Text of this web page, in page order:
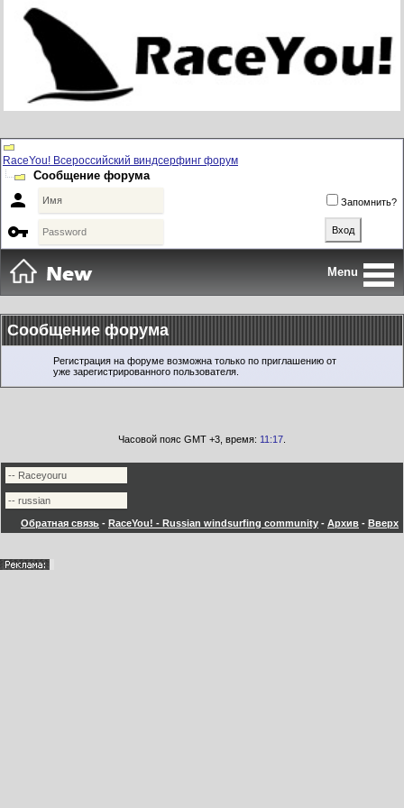
RaceYou! Всероссийский виндсерфинг форум
Сообщение форума
 Запомнить?

Menu
Сообщение форума
Регистрация на форуме возможна только по приглашению от
уже зарегистрированного пользователя.
Часовой пояс GMT +3, время: 11:17
Обратная связь - RaceYou! - Russian windsurfing community - Архив - Вверх